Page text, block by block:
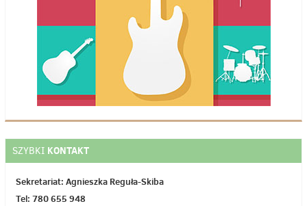
SZYBKI KONTAKT
Sekretariat: Agnieszka Reguła-Skiba
Tel: 780 655 948